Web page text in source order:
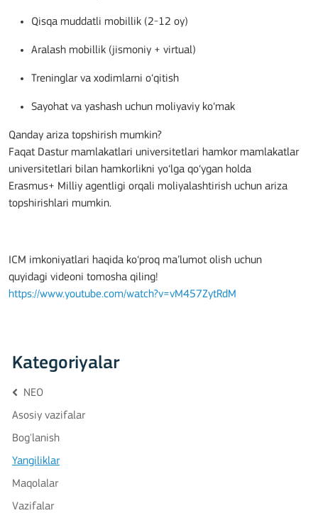
Qisqa muddatli mobillik (2-12 oy)
Aralash mobillik (jismoniy + virtual)
Treninglar va xodimlarni o‘qitish
Sayohat va yashash uchun moliyaviy ko‘mak
Qanday ariza topshirish mumkin?
Faqat Dastur mamlakatlari universitetlari hamkor mamlakatlar
universitetlari bilan hamkorlikni yo‘lga qo‘ygan holda
Erasmus+ Milliy agentligi orqali moliyalashtirish uchun ariza
topshirishlari mumkin.
ICM imkoniyatlari haqida ko‘proq ma’lumot olish uchun
quyidagi videoni tomosha qiling!
https://www.youtube.com/watch?v=vM457ZytRdM
Kategoriyalar
NEO
Asosiy vazifalar
Bog'lanish
Yangiliklar
Maqolalar
Vazifalar